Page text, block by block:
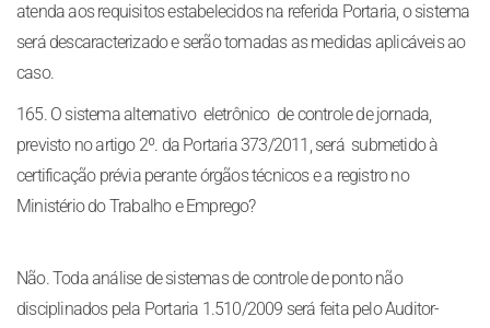
atenda aos requisitos estabelecidos na referida Portaria, o sistema
será descaracterizado e serão tomadas as medidas aplicáveis ao
caso.
165. O sistema alternativo eletrônico de controle de jornada,
previsto no artigo 2º. da Portaria 373/2011, será submetido à
certificação prévia perante órgãos técnicos e a registro no
Ministério do Trabalho e Emprego?
Não. Toda análise de sistemas de controle de ponto não
disciplinados pela Portaria 1.510/2009 será feita pelo Auditor-